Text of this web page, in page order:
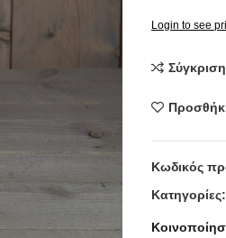
Login to see
Σύγκριση
Κωδικός
Κατηγορίες: